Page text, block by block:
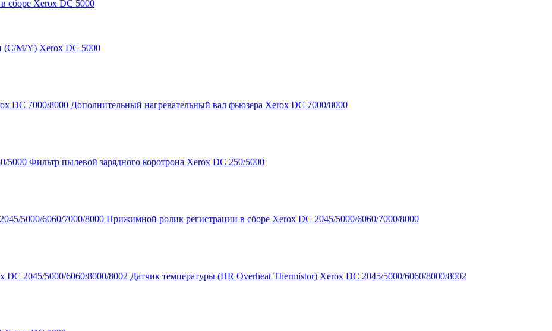
сборе Xerox DC 5000
(C/M/Y) Xerox DC 5000
Дополнительный нагревательный вал фьюзера Xerox DC 7000/8000
Фильтр пылевой зарядного коротрона Xerox DC 250/5000
Прижимной ролик регистрации в сборе Xerox DC 2045/5000/6060/7000/8000
Датчик температуры (HR Overheat Thermistor) Xerox DC 2045/5000/6060/8000/8002